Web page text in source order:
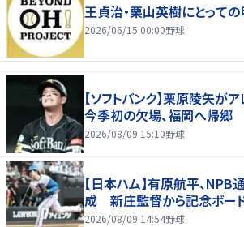
王貞治・栗山英樹にとって
2026/06/15 00:00野球
【ソフトバンク】栗原陵矢が
今季初の欠場、福岡へ帰郷
2026/08/09 15:10野球
【日本ハム】有原航平、
成 新庄監督から記念ボー
2026/08/09 14:54野球